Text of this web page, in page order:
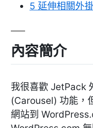
5 延伸相關外
內容簡介
我很喜歡 JetPack
(Carousel) 功能，
網站到